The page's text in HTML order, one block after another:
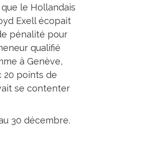
le Hollandais
Exell écopait
pénalité pour
qualifié
à Genève,
20 points de
se contenter
30 décembre.